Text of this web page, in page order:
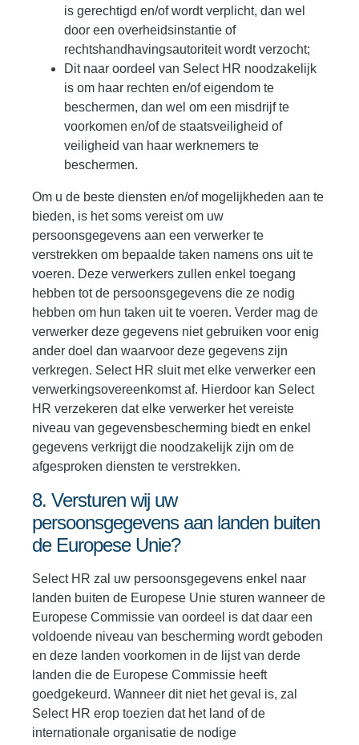
is gerechtigd en/of wordt verplicht, dan wel
door een overheidsinstantie of
rechtshandhavingsautoriteit wordt verzocht;
Dit naar oordeel van Select HR noodzakelijk
is om haar rechten en/of eigendom te
beschermen, dan wel om een misdrijf te
voorkomen en/of de staatsveiligheid of
veiligheid van haar werknemers te
beschermen.
Om u de beste diensten en/of mogelijkheden aan te
bieden, is het soms vereist om uw
persoonsgegevens aan een verwerker te
verstrekken om bepaalde taken namens ons uit te
voeren. Deze verwerkers zullen enkel toegang
hebben tot de persoonsgegevens die ze nodig
hebben om hun taken uit te voeren. Verder mag de
verwerker deze gegevens niet gebruiken voor enig
ander doel dan waarvoor deze gegevens zijn
verkregen. Select HR sluit met elke verwerker een
verwerkingsovereenkomst af. Hierdoor kan Select
HR verzekeren dat elke verwerker het vereiste
niveau van gegevensbescherming biedt en enkel
gegevens verkrijgt die noodzakelijk zijn om de
afgesproken diensten te verstrekken.
8. Versturen wij uw
persoonsgegevens aan landen buiten
de Europese Unie?
Select HR zal uw persoonsgegevens enkel naar
landen buiten de Europese Unie sturen wanneer de
Europese Commissie van oordeel is dat daar een
voldoende niveau van bescherming wordt geboden
en deze landen voorkomen in de lijst van derde
landen die de Europese Commissie heeft
goedgekeurd. Wanneer dit niet het geval is, zal
Select HR erop toezien dat het land of de
internationale organisatie de nodige